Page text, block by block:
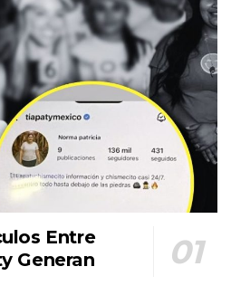
Entre
Generan